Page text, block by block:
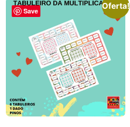
Save
Oferta!